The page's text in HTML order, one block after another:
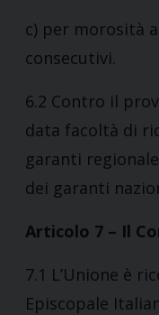
c) per morosità
consecutivi.
6.2 Contro il
data facoltà di
garanti
dei garanti
Articolo 7 – Il
7.1 L’Unione è
Episcopale